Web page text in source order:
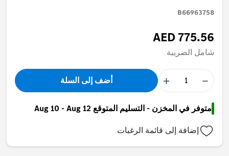
B66963758
AED 775.56
شامل الضريبة
−
+ أضف إلى السلة
متوفر في المخزن - التسليم المتوقع Aug 10 - Aug 12
إضافة إلى قائمة الرغبات